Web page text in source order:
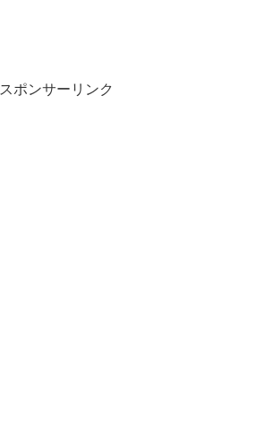
スポンサーリンク